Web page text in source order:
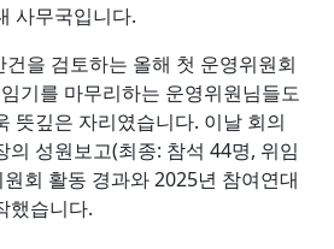
사무국입니다.
을 검토하는 올해 첫 운영위원회
기를 마무리하는 운영위원님들도
뜻깊은 자리였습니다. 이날 회의
의 성원보고(최종: 참석 44명, 위임
회 활동 경과와 2025년 참여연대
했습니다.